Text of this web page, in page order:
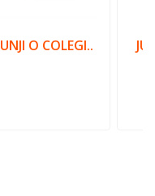
O COLEGI..